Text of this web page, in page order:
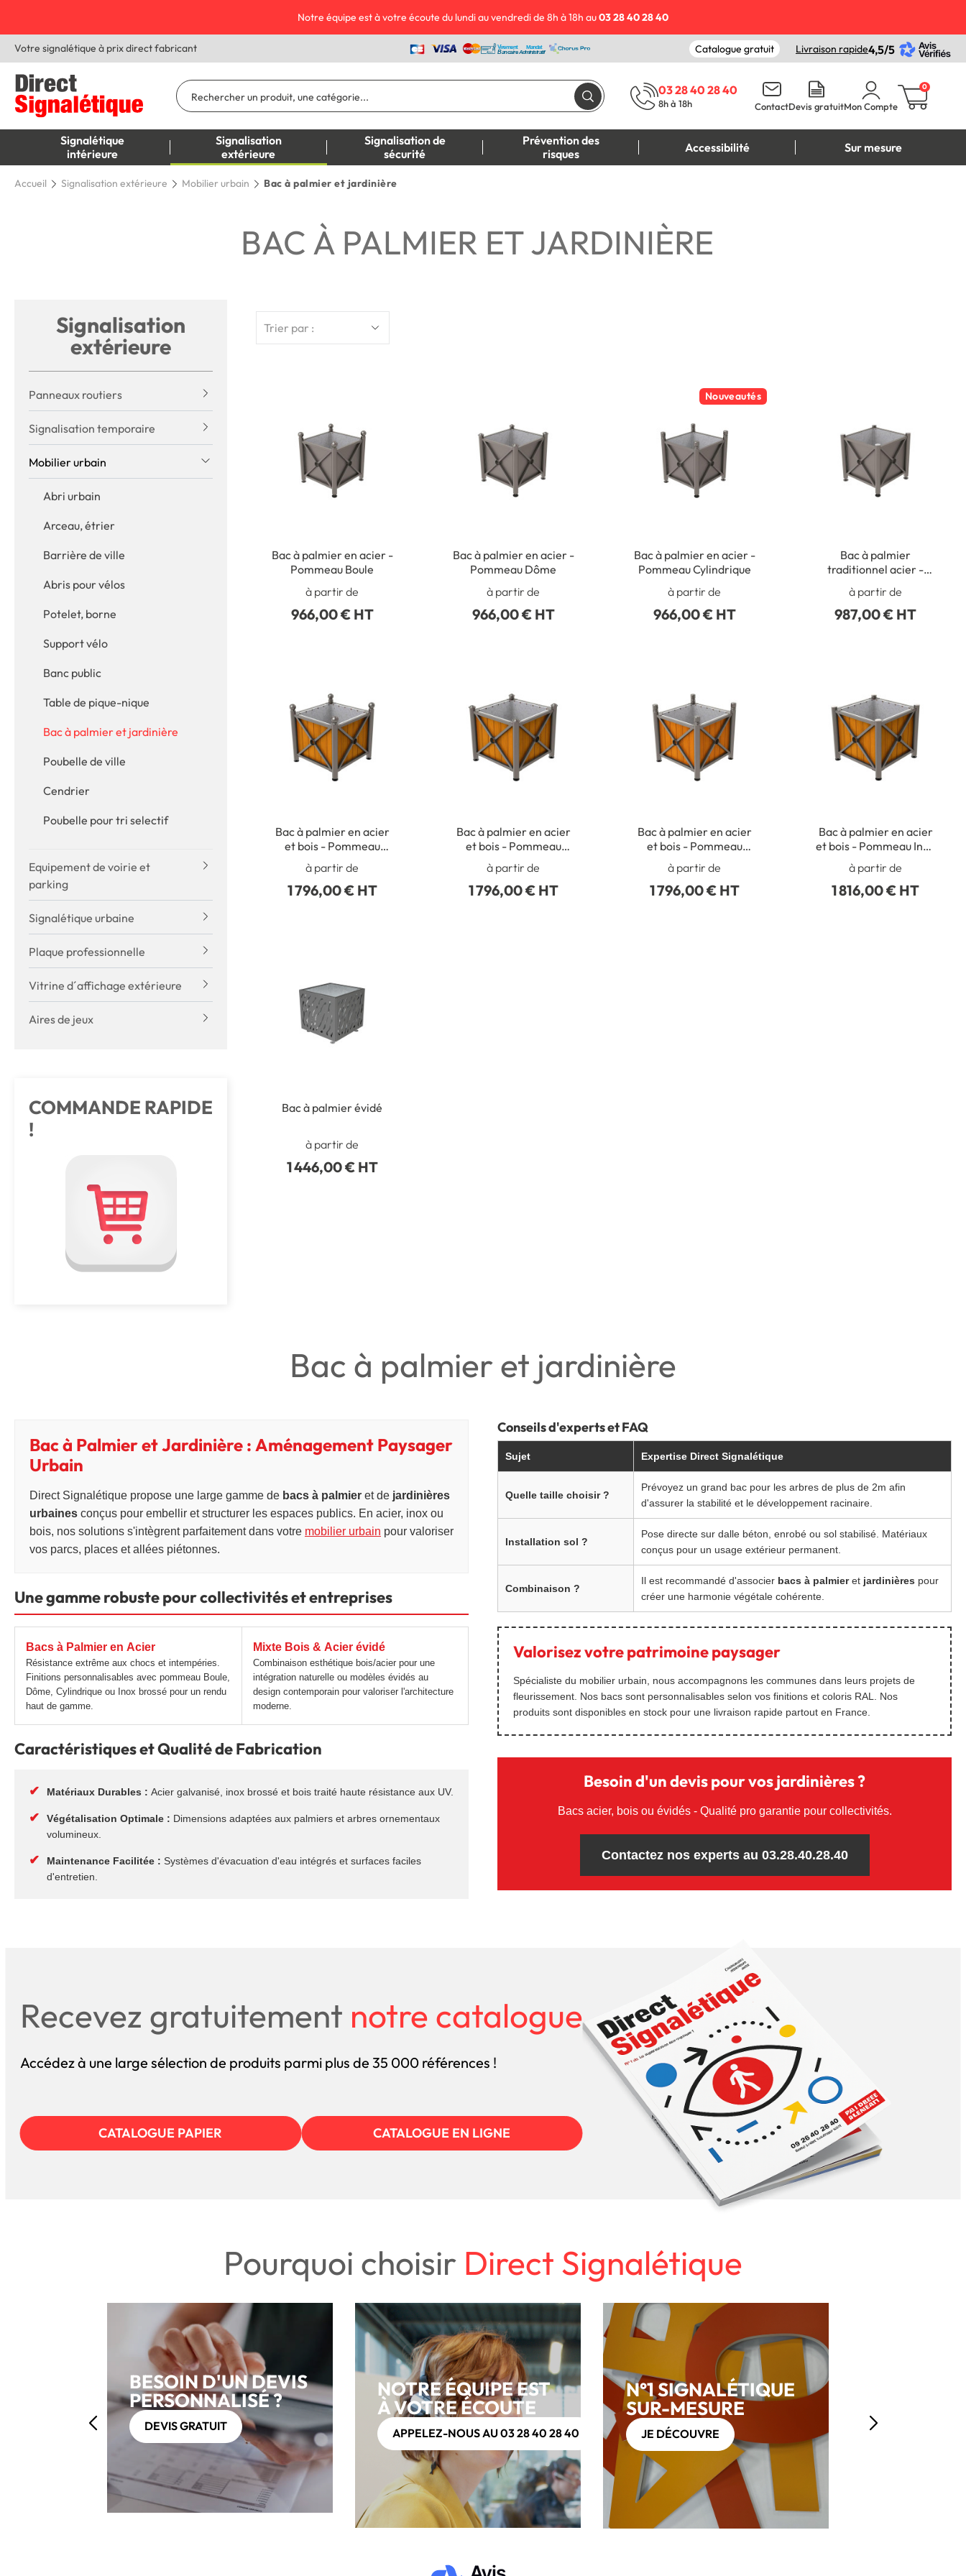
Notre équipe est à votre écoute du lundi au vendredi de 8h à 18h au03 28 40 28 40
Votre signalétique à prix direct fabricant Catalogue gratuit Livraison rapide4,5/5
03 28 40 28 40
8h à 18h ContactDevis gratuitMon Compte
0
Signalétique
intérieure
Signalisation
extérieure
Signalisation de
sécurité
Prévention des
risques
Accessibilité Sur mesure
Accueil Signalisation extérieure Mobilier urbain Bac à palmier et jardinière
BAC À PALMIER ET JARDINIÈRE
Signalisation
extérieure
Panneaux routiers
Signalisation temporaire
Mobilier urbain
Abri urbain
Arceau, étrier
Barrière de ville
Abris pour vélos
Potelet, borne
Support vélo
Banc public
Table de pique-nique
Bac à palmier et jardinière
Poubelle de ville
Cendrier
Poubelle pour tri selectif
Equipement de voirie et
parking
Signalétique urbaine
Plaque professionnelle
Vitrine d´affichage extérieure
Aires de jeux
COMMANDE RAPIDE
!
Trier par :
Bac à palmier en acier -
Pommeau Boule
à partir de
966,00 € HT
Bac à palmier en acier -
Pommeau Dôme
à partir de
966,00 € HT
Nouveautés
Bac à palmier en acier -
Pommeau Cylindrique
à partir de
966,00 € HT
Bac à palmier
traditionnel acier -
Pommeau Inox brossé
à partir de
987,00 € HT
Bac à palmier en acier
et bois - Pommeau
à partir de
1 796,00 € HT
Bac à palmier en acier
et bois - Pommeau
à partir de
1 796,00 € HT
Bac à palmier en acier
et bois - Pommeau
Cylindrique
à partir de
1 796,00 € HT
Bac à palmier en acier
et bois - Pommeau Inox
à partir de
1 816,00 € HT
Bac à palmier évidé
à partir de
1 446,00 € HT
Bac à palmier et jardinière
Bac à Palmier et Jardinière : Aménagement Paysager
Urbain
Direct Signalétique propose une large gamme de bacs à palmier et de jardinières
urbaines conçus pour embellir et structurer les espaces publics. En acier, inox ou
bois, nos solutions s'intègrent parfaitement dans votre mobilier urbain pour valoriser
vos parcs, places et allées piétonnes.
Une gamme robuste pour collectivités et entreprises
Bacs à Palmier en Acier
Résistance extrême aux chocs et intempéries.
Finitions personnalisables avec pommeau Boule,
Dôme, Cylindrique ou Inox brossé pour un rendu
haut de gamme.
Mixte Bois & Acier évidé
Combinaison esthétique bois/acier pour une
intégration naturelle ou modèles évidés au
design contemporain pour valoriser l'architecture
moderne.
Caractéristiques et Qualité de Fabrication
✔ Matériaux Durables : Acier galvanisé, inox brossé et bois traité haute résistance aux UV.
✔ Végétalisation Optimale : Dimensions adaptées aux palmiers et arbres ornementaux
volumineux.
✔ Maintenance Facilitée : Systèmes d'évacuation d'eau intégrés et surfaces faciles
d'entretien.
Conseils d'experts et FAQ
Sujet Expertise Direct Signalétique
Quelle taille choisir ?
Prévoyez un grand bac pour les arbres de plus de 2m afin
d'assurer la stabilité et le développement racinaire.
Installation sol ?
Pose directe sur dalle béton, enrobé ou sol stabilisé. Matériaux
conçus pour un usage extérieur permanent.
Combinaison ?
Il est recommandé d'associer bacs à palmieret jardinières pour
créer une harmonie végétale cohérente.
Valorisez votre patrimoine paysager
Spécialiste du mobilier urbain, nous accompagnons les communes dans leurs projets de
fleurissement. Nos bacs sont personnalisables selon vos finitions et coloris RAL. Nos
produits sont disponibles en stock pour une livraison rapide partout en France.
Besoin d'un devis pour vos jardinières ?
Bacs acier, bois ou évidés - Qualité pro garantie pour collectivités.
Contactez nos experts au 03.28.40.28.40
Recevez gratuitement notre catalogue
Accédez à une large sélection de produits parmi plus de 35 000 références !
CATALOGUE PAPIER CATALOGUE EN LIGNE
Pourquoi choisir Direct Signalétique
BESOIN D'UN DEVIS
PERSONNALISÉ ?
DEVIS GRATUIT
NOTRE ÉQUIPE EST
À VOTRE ÉCOUTE
APPELEZ-NOUS AU 03 28 40 28 40
N°1 SIGNALÉTIQUE
SUR-MESURE
JE DÉCOUVRE